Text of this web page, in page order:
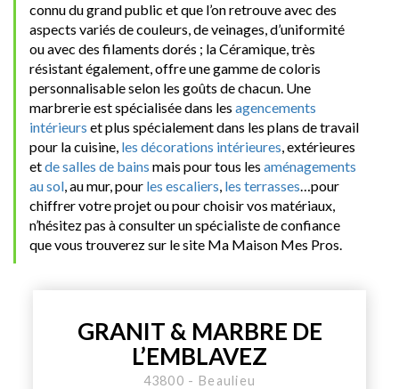
connu du grand public et que l’on retrouve avec des
aspects variés de couleurs, de veinages, d’uniformité
ou avec des filaments dorés ; la Céramique, très
résistant également, offre une gamme de coloris
personnalisable selon les goûts de chacun. Une
marbrerie est spécialisée dans les agencements
intérieurs et plus spécialement dans les plans de travail
pour la cuisine, les décorations intérieures, extérieures
etde salles de bains mais pour tous les aménagements
au sol, au mur, pour les escaliers, les terrasses…pour
chiffrer votre projet ou pour choisir vos matériaux,
n’hésitez pas à consulter un spécialiste de confiance
que vous trouverez sur le site Ma Maison Mes Pros.
GRANIT & MARBRE DE
L’EMBLAVEZ
43800 - Beaulieu